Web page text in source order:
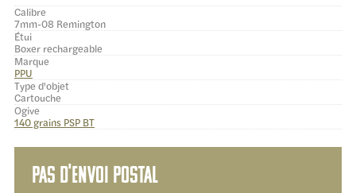
Calibre
7mm-08 Remington
Étui
Boxer rechargeable
Marque
PPU
Type d'objet
Cartouche
Ogive
140 grains PSP BT
Pas d'envoi postal